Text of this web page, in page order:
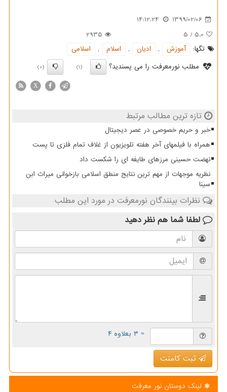
1399/02/06
14:12:24
5.0
/
5
2935
تگها:
آموزش , ادیان , اسلام ,
اسلامی
مطلب نورمعرفت را می پسندید؟
(1)
(0)
X
تازه ترین مطالب مرتبط
خبر و حریم خصوصی در عصر دیجیتال
همراه با فیلمهای آخر هفته تلویزیون از غلاف تمام فلزی تا پست
نهضت حسینی مرزهای طایفه ای را شکست داد
نظریه موجهات از مهم ترین نتایج منطق اسلامی بازخوانی میراث ابن
سینا
نظرات بینندگان نورمعرفت در مورد این مطلب
لطفا شما هم نظر دهید
= ۳ بعلاوه ۴
ثبت کامنت
لینک دوستان نور معرفت